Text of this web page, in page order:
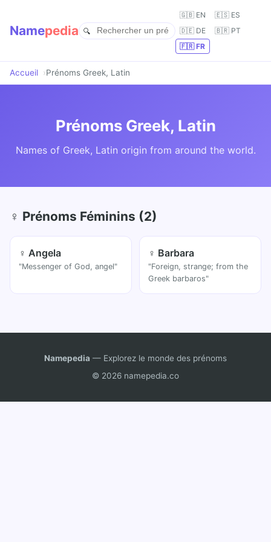
Namepedia
🇬🇧 EN
🇪🇸 ES
🇩🇪 DE
🇧🇷 PT
🇫🇷 FR
Accueil Prénoms Greek, Latin
Prénoms Greek, Latin
Names of Greek, Latin origin from around the world.
♀ Prénoms Féminins (2)
♀ Angela
"Messenger of God, angel"
♀ Barbara
"Foreign, strange; from the
Greek barbaros"
Namepedia — Explorez le monde des prénoms
© 2026 namepedia.co